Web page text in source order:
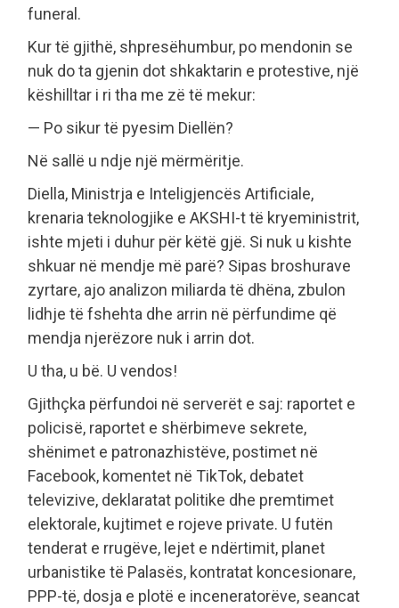
funeral.
Kur të gjithë, shpresëhumbur, po mendonin se
nuk do ta gjenin dot shkaktarin e protestive, një
këshilltar i ri tha me zë të mekur:
— Po sikur të pyesim Diellën?
Në sallë u ndje një mërmëritje.
Diella, Ministrja e Inteligjencës Artificiale,
krenaria teknologjike e AKSHI-t të kryeministrit,
ishte mjeti i duhur për këtë gjë. Si nuk u kishte
shkuar në mendje më parë? Sipas broshurave
zyrtare, ajo analizon miliarda të dhëna, zbulon
lidhje të fshehta dhe arrin në përfundime që
mendja njerëzore nuk i arrin dot.
U tha, u bë. U vendos!
Gjithçka përfundoi në serverët e saj: raportet e
policisë, raportet e shërbimeve sekrete,
shënimet e patronazhistëve, postimet në
Facebook, komentet në TikTok, debatet
televizive, deklaratat politike dhe premtimet
elektorale, kujtimet e rojeve private. U futën
tenderat e rrugëve, lejet e ndërtimit, planet
urbanistike të Palasës, kontratat koncesionare,
PPP-të, dosja e plotë e inceneratorëve, seancat